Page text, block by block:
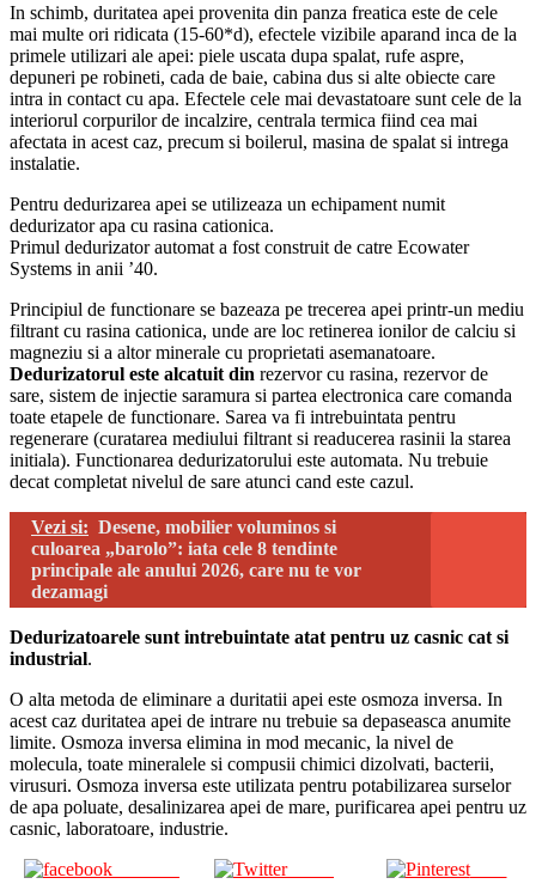
In schimb, duritatea apei provenita din panza freatica este de cele
mai multe ori ridicata (15-60*d), efectele vizibile aparand inca de la
primele utilizari ale apei: piele uscata dupa spalat, rufe aspre,
depuneri pe robineti, cada de baie, cabina dus si alte obiecte care
intra in contact cu apa. Efectele cele mai devastatoare sunt cele de la
interiorul corpurilor de incalzire, centrala termica fiind cea mai
afectata in acest caz, precum si boilerul, masina de spalat si intrega
instalatie.
Pentru dedurizarea apei se utilizeaza un echipament numit
dedurizator apa cu rasina cationica.
Primul dedurizator automat a fost construit de catre Ecowater
Systems in anii ’40.
Principiul de functionare se bazeaza pe trecerea apei printr-un mediu
filtrant cu rasina cationica, unde are loc retinerea ionilor de calciu si
magneziu si a altor minerale cu proprietati asemanatoare.
Dedurizatorul este alcatuit din rezervor cu rasina, rezervor de
sare, sistem de injectie saramura si partea electronica care comanda
toate etapele de functionare. Sarea va fi intrebuintata pentru
regenerare (curatarea mediului filtrant si readucerea rasinii la starea
initiala). Functionarea dedurizatorului este automata. Nu trebuie
decat completat nivelul de sare atunci cand este cazul.
Vezi si: Desene, mobilier voluminos si
culoarea „barolo”: iata cele 8 tendinte
principale ale anului 2026, care nu te vor
dezamagi
Dedurizatoarele sunt intrebuintate atat pentru uz casnic cat si
industrial.
O alta metoda de eliminare a duritatii apei este osmoza inversa. In
acest caz duritatea apei de intrare nu trebuie sa depaseasca anumite
limite. Osmoza inversa elimina in mod mecanic, la nivel de
molecula, toate mineralele si compusii chimici dizolvati, bacterii,
virusuri. Osmoza inversa este utilizata pentru potabilizarea surselor
de apa poluate, desalinizarea apei de mare, purificarea apei pentru uz
casnic, laboratoare, industrie.
Tweet Save